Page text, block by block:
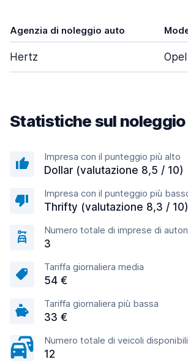
Agenzia di noleggio auto
Hertz
Statistiche sul
Impresa con il punteggio più alto
Dollar (valutazione 8,5 / 10)
Impresa con il punteggio più
Thrifty (valutazione 8,3 / 10)
Numero totale di imprese di
3
Tariffa giornaliera media
54 €
Tariffa giornaliera più bassa
33 €
Numero totale di veicoli disponibili
12